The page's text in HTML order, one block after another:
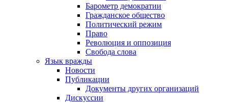
Барометр демократии
Гражданское общество
Политический режим
Право
Революция и оппозиция
Свобода слова
Язык вражды
Новости
Публикации
Документы других организаций
Дискуссии